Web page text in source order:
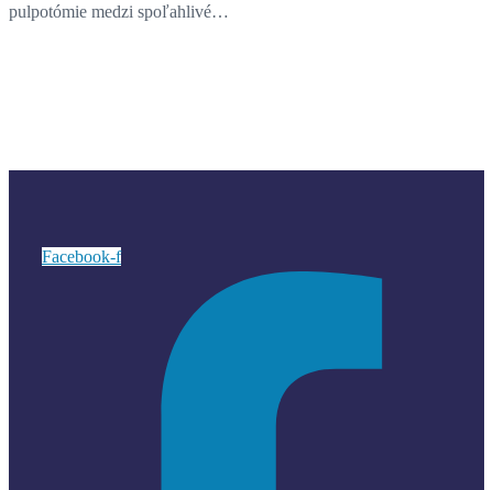
pulpotómie medzi spoľahlivé…
Facebook-f